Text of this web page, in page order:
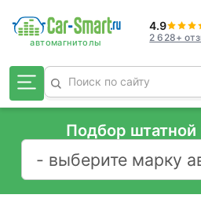
4.9
2 628+
Подбор штатной